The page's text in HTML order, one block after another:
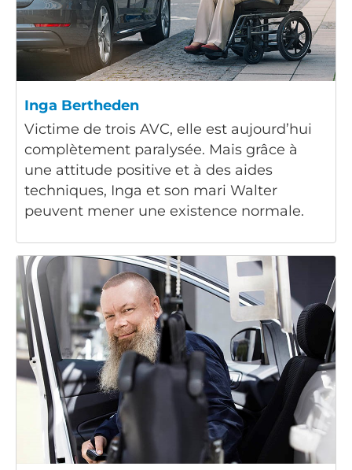
Inga Bertheden
Victime de trois AVC, elle est aujourd’hui
complètement paralysée. Mais grâce à
une attitude positive et à des aides
techniques, Inga et son mari Walter
peuvent mener une existence normale.